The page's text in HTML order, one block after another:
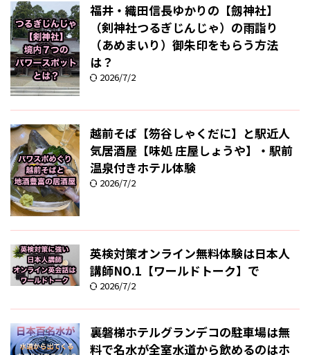
福井・織田信長ゆかりの【劔神社】
（剣神社つるぎじんじゃ）の雨詣り
（あめまいり）御朱印をもらう方法
は？
2026/7/2
越前そば【笏谷しゃくだに】と駅近人
気居酒屋【味処 庄屋しょうや】・駅前
温泉付きホテル体験
2026/7/2
英検対策オンライン無料体験は日本人
講師NO.1【ワールドトーク】で
2026/7/2
裏磐梯ホテルグランデコの駐車場は無
料で名水が全室水道から飲めるのはホ